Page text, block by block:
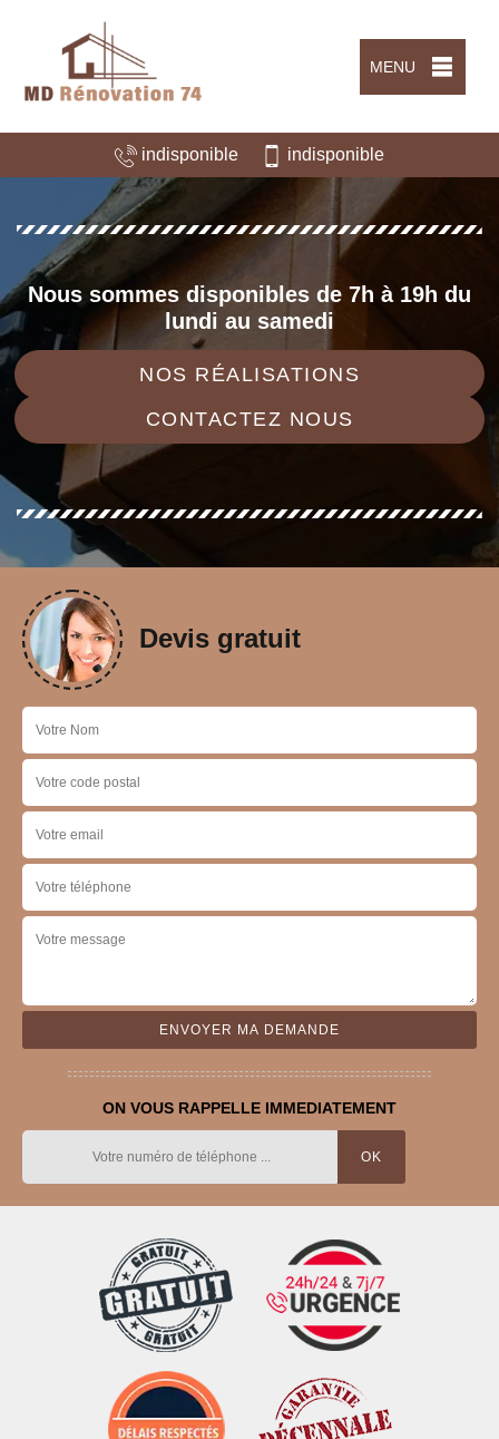
MENU
indisponible indisponible
Nous sommes disponibles de 7h à 19h du
lundi au samedi
NOS RÉALISATIONS
CONTACTEZ NOUS
Devis gratuit
ON VOUS RAPPELLE IMMEDIATEMENT